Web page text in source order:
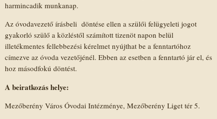
harmincadik munkanap.
Az óvodavezető írásbeli döntése ellen a szülői felügyeleti jogot
gyakorló szülő a közléstől számított tizenöt napon belül
illetékmentes fellebbezési kérelmet nyújthat be a fenntartóhoz
címezve az óvoda vezetőjénél. Ebben az esetben a fenntartó jár el, és
hoz másodfokú döntést.
A beiratkozás helye:
Mezőberény Város Óvodai Intézménye, Mezőberény Liget tér 5.